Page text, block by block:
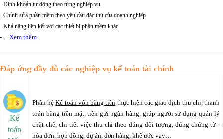
- Định khoản tự động theo từng nghiệp vụ
- Chỉnh sửa phần mềm theo yêu cầu đặc thù của doanh nghiệp
- Khả năng liên kết với các thiết bị phần mềm khác
- ... Xem thêm
Đáp ứng đầy đủ các nghiệp vụ kế toán tài chính
Kế
toán
Phân hệKế toán vốn bằng tiền thực hiện các giao dịch thu chi, thanh
toán bằng tiền mặt, tiền gửi ngân hàng, giúp người sử dụng quản lý
chặt chẽ, chi tiết việc thu chi theo đúng đối tượng, đúng chứng từ -
hóa đơn, hợp đồng, dự án, đơn hàng, khế ước vay…